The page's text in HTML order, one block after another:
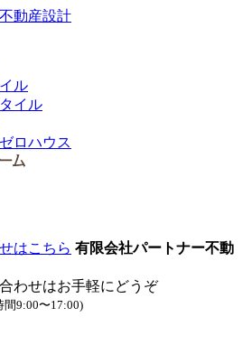
ル
イル
ロハウス
はこちら 有限会社パートナー不動
わせはお手軽にどうぞ
間9:00〜17:00)